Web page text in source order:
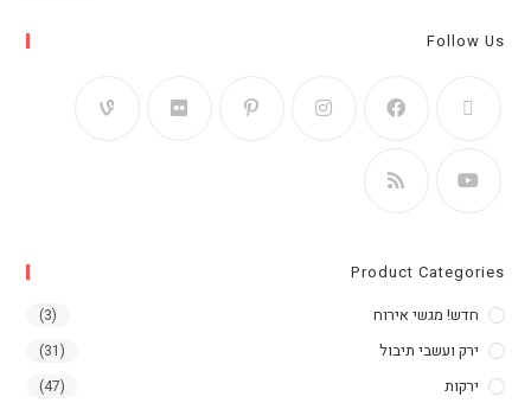
Follow Us
Product Categories
חדש! מגשי אירוח
ירק ועשבי תיבול
ירקות